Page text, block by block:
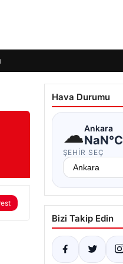
Hava Durumu
☁Ankara
NaN°C
ŞEHIR SEÇ
Bizi Takip Edin